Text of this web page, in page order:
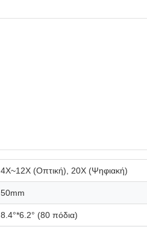
4X~12X (Οπτική), 20X (Ψηφιακή)
50mm
8.4°*6.2° (80 πόδια)